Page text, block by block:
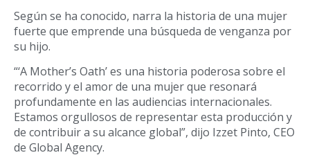
Según se ha conocido, narra la historia de una mujer
fuerte que emprende una búsqueda de venganza por
su hijo.
“‘A Mother’s Oath’ es una historia poderosa sobre el
recorrido y el amor de una mujer que resonará
profundamente en las audiencias internacionales.
Estamos orgullosos de representar esta producción y
de contribuir a su alcance global”, dijo Izzet Pinto, CEO
de Global Agency.